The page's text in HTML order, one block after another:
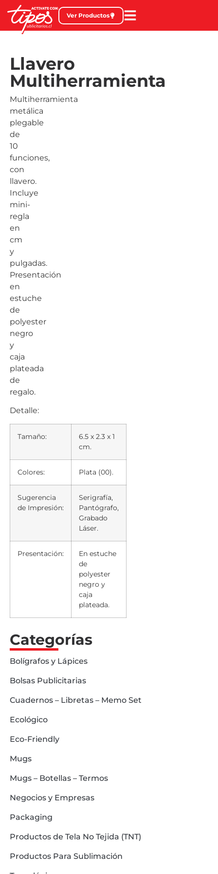
Ver Productos
Llavero
Multiherramienta
Multiherramienta
metálica
plegable
de
10
funciones,
con
llavero.
Incluye
mini-
regla
en
cm
y
pulgadas.
Presentación
en
estuche
de
polyester
negro
y
caja
plateada
de
regalo.
Detalle:
Tamaño:
6.5 x 2.3 x 1
cm.
Colores: Plata (00).
Sugerencia
de Impresión:
Serigrafía,
Pantógrafo,
Grabado
Láser.
Presentación:
En estuche
de
polyester
negro y
caja
plateada.
Categorías
Bolígrafos y Lápices
Bolsas Publicitarias
Cuadernos – Libretas – Memo Set
Ecológico
Eco-Friendly
Mugs
Mugs – Botellas – Termos
Negocios y Empresas
Packaging
Productos de Tela No Tejida (TNT)
Productos Para Sublimación